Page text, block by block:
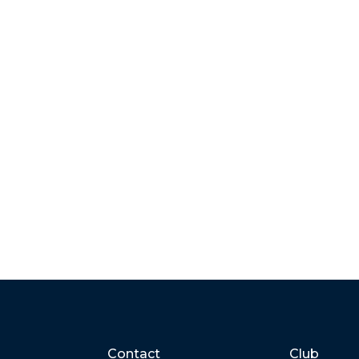
Contact Club